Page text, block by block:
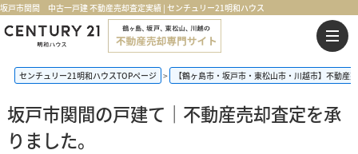
坂戸市関間 中古一戸建 不動産売却査定実績 | センチュリー21明和ハウス
センチュリー21明和ハウスTOPページ 【鶴ヶ島市・坂戸市・東松山市・川越市】不動産
坂戸市関間の戸建て｜不動産売却査定を承
りました。